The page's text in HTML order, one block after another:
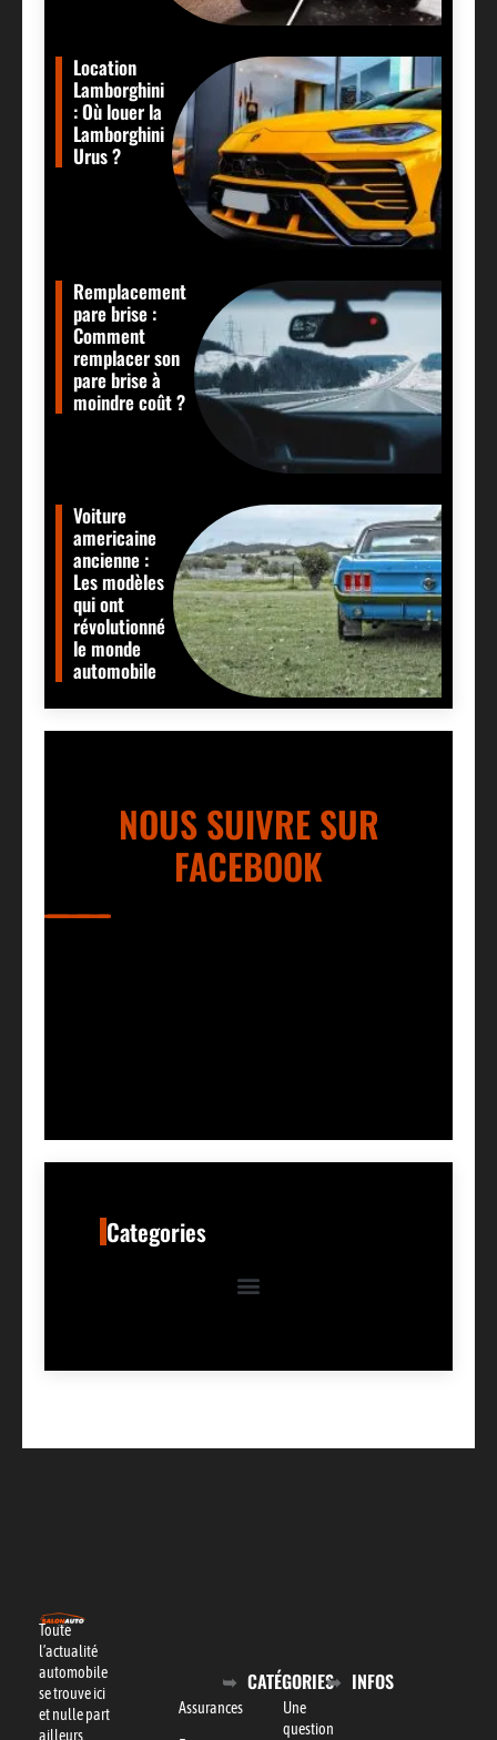
Location
Lamborghini
: Où louer la
Lamborghini
Urus ?
Remplacement
pare brise :
Comment
remplacer son
pare brise à
moindre coût ?
Voiture
americaine
ancienne :
Les modèles
qui ont
révolutionné
le monde
automobile
NOUS SUIVRE SUR
FACEBOOK
Categories
Toute
l’actualité
automobile
se trouve ici
et nulle part
ailleurs.
CATÉGORIES
Assurances
INFOS
Une
question